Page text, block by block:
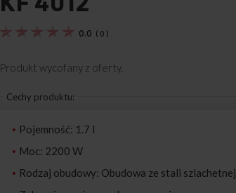
0.0 ( 0 )
Produkt wycofany z oferty.
Cechy produktu:
Pojemność: 1.7 l
Moc: 2200 W
Rodzaj obudowy: Obudowa ze stali szlachetnej